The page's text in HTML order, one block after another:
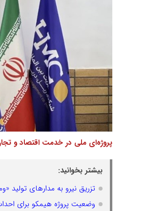
پروژه‌ای ملی در خدمت اقتصاد و
بیشتر بخوانید:
تزریق نیرو به مدارهای تولید
وضعیت پروژه هیمکو برای